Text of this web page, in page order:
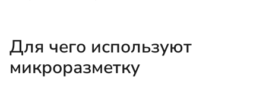
Для чего используют
микроразметку